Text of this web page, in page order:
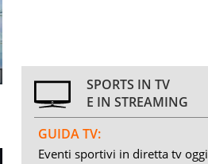
SPORTS IN TV
E IN STREAMING
GUIDA TV:
Eventi sportivi in diretta tv oggi